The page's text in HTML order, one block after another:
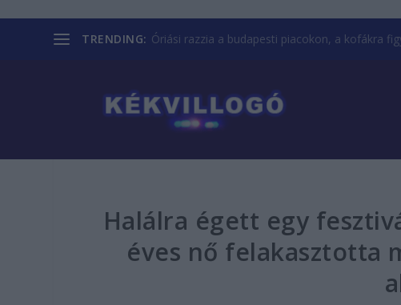
TRENDING: Óriási razzia a budapesti piacokon, a kofákra
Halálra égett egy
éves nő felakasztotta